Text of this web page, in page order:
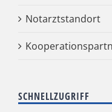
Notarztstandort
SCHNELLZUGRIFF